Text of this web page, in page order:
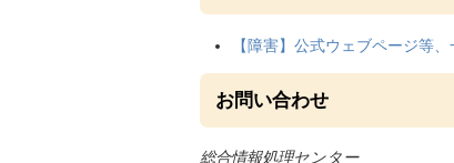
【障害】公式ウェブページ等
お問い合わせ
総合情報処理センター